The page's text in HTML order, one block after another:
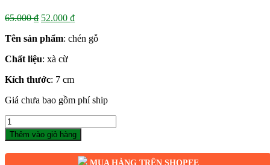
65.000₫ Giá
là:
52.000 ₫Giá
tại
Tên sản phẩm: chén gỗ
Chất liệu: xà cừ
Kích thước: 7 cm
Giá chưa bao gồm phí ship
Số
lượng
Thêm vào giỏ hàng
MUA HÀNG TRÊN SHOPEE